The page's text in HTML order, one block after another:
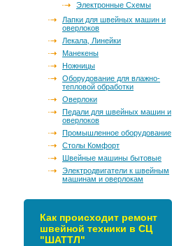
Электронные Схемы
Лапки для швейных машин и
оверлоков
Лекала, Линейки
Манекены
Ножницы
Оборудование для влажно-
тепловой обработки
Оверлоки
Педали для швейных машин и
оверлоков
Промышленное оборудование
Столы Комфорт
Швейные машины бытовые
Электродвигатели к швейным
машинам и оверлокам
Как происходит ремонт
швейной техники в СЦ
"ШАТТЛ"